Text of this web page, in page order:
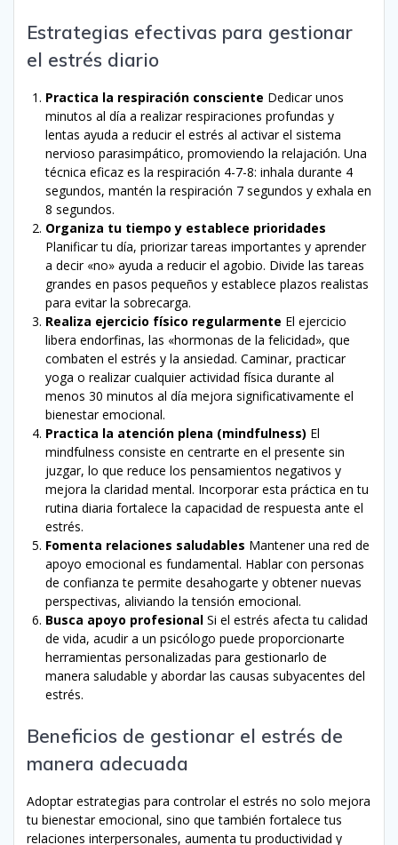
Estrategias efectivas para gestionar
el estrés diario
Practica la respiración consciente Dedicar unos
minutos al día a realizar respiraciones profundas y
lentas ayuda a reducir el estrés al activar el sistema
nervioso parasimpático, promoviendo la relajación. Una
técnica eficaz es la respiración 4-7-8: inhala durante 4
segundos, mantén la respiración 7 segundos y exhala en
8 segundos.
Organiza tu tiempo y establece prioridades
Planificar tu día, priorizar tareas importantes y aprender
a decir «no» ayuda a reducir el agobio. Divide las tareas
grandes en pasos pequeños y establece plazos realistas
para evitar la sobrecarga.
Realiza ejercicio físico regularmente El ejercicio
libera endorfinas, las «hormonas de la felicidad», que
combaten el estrés y la ansiedad. Caminar, practicar
yoga o realizar cualquier actividad física durante al
menos 30 minutos al día mejora significativamente el
bienestar emocional.
Practica la atención plena (mindfulness) El
mindfulness consiste en centrarte en el presente sin
juzgar, lo que reduce los pensamientos negativos y
mejora la claridad mental. Incorporar esta práctica en tu
rutina diaria fortalece la capacidad de respuesta ante el
estrés.
Fomenta relaciones saludables Mantener una red de
apoyo emocional es fundamental. Hablar con personas
de confianza te permite desahogarte y obtener nuevas
perspectivas, aliviando la tensión emocional.
Busca apoyo profesional Si el estrés afecta tu calidad
de vida, acudir a un psicólogo puede proporcionarte
herramientas personalizadas para gestionarlo de
manera saludable y abordar las causas subyacentes del
estrés.
Beneficios de gestionar el estrés de
manera adecuada
Adoptar estrategias para controlar el estrés no solo mejora
tu bienestar emocional, sino que también fortalece tus
relaciones interpersonales, aumenta tu productividad y